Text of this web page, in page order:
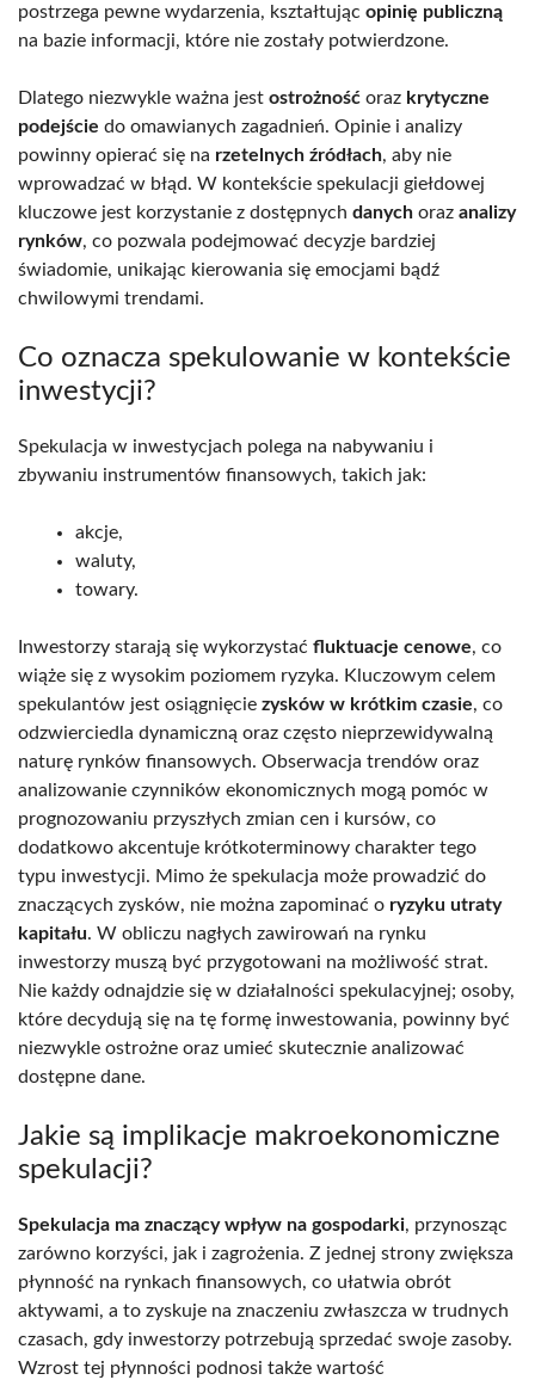
postrzega pewne wydarzenia, kształtując opinię publiczną
na bazie informacji, które nie zostały potwierdzone.
Dlatego niezwykle ważna jest ostrożność oraz krytyczne
podejście do omawianych zagadnień. Opinie i analizy
powinny opierać się na rzetelnych źródłach, aby nie
wprowadzać w błąd. W kontekście spekulacji giełdowej
kluczowe jest korzystanie z dostępnych danych oraz analizy
rynków, co pozwala podejmować decyzje bardziej
świadomie, unikając kierowania się emocjami bądź
chwilowymi trendami.
Co oznacza spekulowanie w kontekście
inwestycji?
Spekulacja w inwestycjach polega na nabywaniu i
zbywaniu instrumentów finansowych, takich jak:
akcje,
waluty,
towary.
Inwestorzy starają się wykorzystać fluktuacje cenowe, co
wiąże się z wysokim poziomem ryzyka. Kluczowym celem
spekulantów jest osiągnięcie zysków w krótkim czasie, co
odzwierciedla dynamiczną oraz często nieprzewidywalną
naturę rynków finansowych. Obserwacja trendów oraz
analizowanie czynników ekonomicznych mogą pomóc w
prognozowaniu przyszłych zmian cen i kursów, co
dodatkowo akcentuje krótkoterminowy charakter tego
typu inwestycji. Mimo że spekulacja może prowadzić do
znaczących zysków, nie można zapominać o ryzyku utraty
kapitału. W obliczu nagłych zawirowań na rynku
inwestorzy muszą być przygotowani na możliwość strat.
Nie każdy odnajdzie się w działalności spekulacyjnej; osoby,
które decydują się na tę formę inwestowania, powinny być
niezwykle ostrożne oraz umieć skutecznie analizować
dostępne dane.
Jakie są implikacje makroekonomiczne
spekulacji?
Spekulacja ma znaczący wpływ na gospodarki, przynosząc
zarówno korzyści, jak i zagrożenia. Z jednej strony zwiększa
płynność na rynkach finansowych, co ułatwia obrót
aktywami, a to zyskuje na znaczeniu zwłaszcza w trudnych
czasach, gdy inwestorzy potrzebują sprzedać swoje zasoby.
Wzrost tej płynności podnosi także wartość